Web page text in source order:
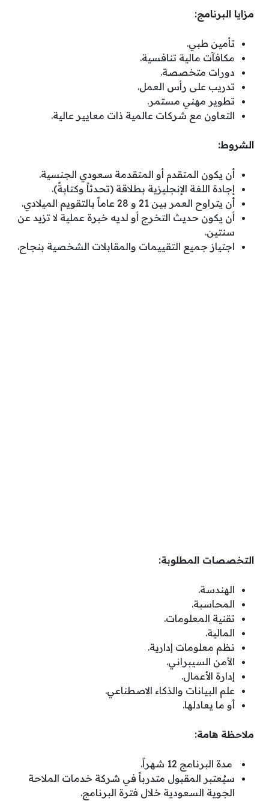
مزايا البرنامج:
تأمين طبي.
مكافآت مالية تنافسية.
دورات متخصصة.
تدريب على رأس العمل.
تطوير مهني مستمر.
التعاون مع شركات عالمية ذات معايير عالية.
الشروط:
أن يكون المتقدم أو المتقدمة سعودي الجنسية.
إجادة اللغة الإنجليزية بطلاقة (تحدثاً وكتابةً).
أن يتراوح العمر بين 21 و 28 عاماً بالتقويم الميلادي.
أن يكون حديث التخرج أو لديه خبرة عملية لا تزيد عن
سنتين.
اجتياز جميع التقييمات والمقابلات الشخصية بنجاح.
التخصصات المطلوبة:
الهندسة.
المحاسبة.
تقنية المعلومات.
المالية.
نظم معلومات إدارية.
الأمن السيبراني.
إدارة الأعمال.
علم البيانات والذكاء الاصطناعي.
أو ما يعادلها.
ملاحظة هامة:
مدة البرنامج 12 شهراً.
سيُعتبر المقبول متدرباً في شركة خدمات الملاحة
الجوية السعودية خلال فترة البرنامج.